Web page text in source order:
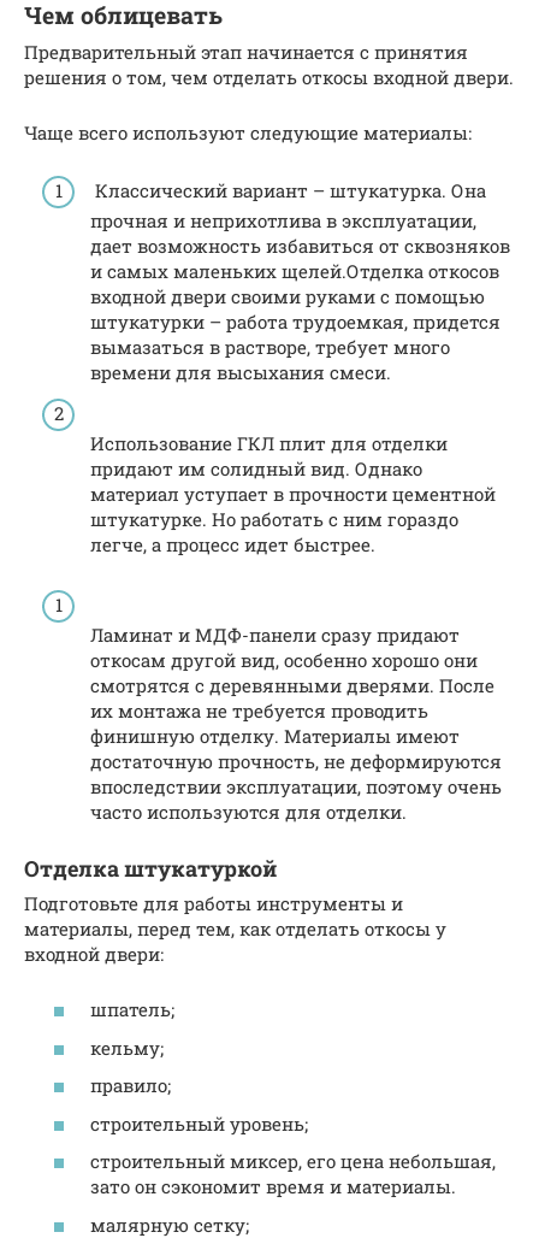
Чем облицевать
Предварительный этап начинается с принятия
решения о том, чем отделать откосы входной двери.
Чаще всего используют следующие материалы:
Классический вариант – штукатурка. Она
прочная и неприхотлива в эксплуатации,
дает возможность избавиться от сквозняков
и самых маленьких щелей.Отделка откосов
входной двери своими руками с помощью
штукатурки – работа трудоемкая, придется
вымазаться в растворе, требует много
времени для высыхания смеси.
Использование ГКЛ плит для отделки
придают им солидный вид. Однако
материал уступает в прочности цементной
штукатурке. Но работать с ним гораздо
легче, а процесс идет быстрее.
Ламинат и МДФ-панели сразу придают
откосам другой вид, особенно хорошо они
смотрятся с деревянными дверями. После
их монтажа не требуется проводить
финишную отделку. Материалы имеют
достаточную прочность, не деформируются
впоследствии эксплуатации, поэтому очень
часто используются для отделки.
Отделка штукатуркой
Подготовьте для работы инструменты и
материалы, перед тем, как отделать откосы у
входной двери:
шпатель;
кельму;
правило;
строительный уровень;
строительный миксер, его цена небольшая,
зато он сэкономит время и материалы.
малярную сетку;